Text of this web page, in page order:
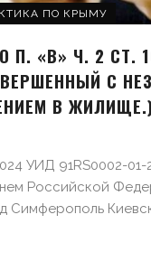
ПО КРЫМУ
П. «В» Ч. 2 СТ.
С
В
УИД 91RS0002-01-
Российской
Симферополь